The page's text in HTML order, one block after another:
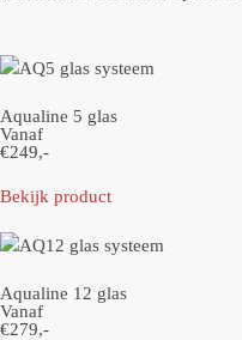
Aqualine 5 glas
Vanaf
€249,-
Bekijk product
Aqualine 12 glas
Vanaf
€279,-